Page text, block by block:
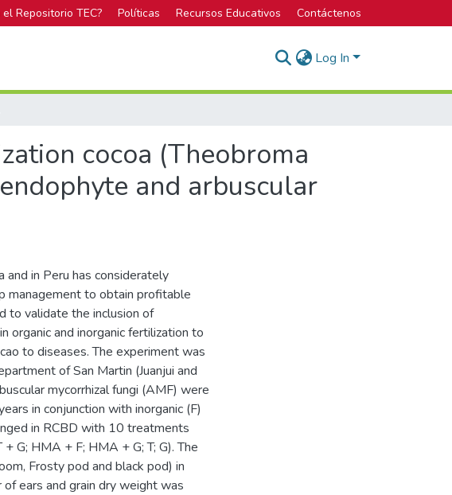
Repositorio TEC? Políticas Recursos Educativos Contáctenos
Log In
cocoa (Theobroma
and arbuscular
and in Peru has considerately
management to obtain profitable
to validate the inclusion of
organic and inorganic fertilization to
to diseases. The experiment was
of San Martin (Juanjui and
mycorrhizal fungi (AMF) were
in conjunction with inorganic (F)
in RCBD with 10 treatments
G; HMA + F; HMA + G; T; G). The
Frosty pod and black pod) in
of ears and grain dry weight was